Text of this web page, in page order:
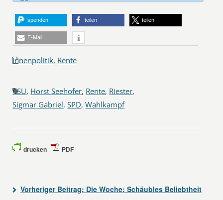
spenden teilen teilen
E-Mail
Innenpolitik, Rente
CSU, Horst Seehofer, Rente, Riester,
Sigmar Gabriel,SPD,Wahlkampf
drucken PDF
Vorheriger Beitrag: Die Woche: Schäubles Beliebtheit